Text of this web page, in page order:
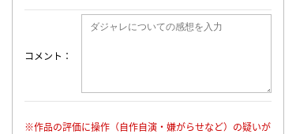
コメント
※作品の評価に操作（自作自演・嫌がらせなど）の疑いが